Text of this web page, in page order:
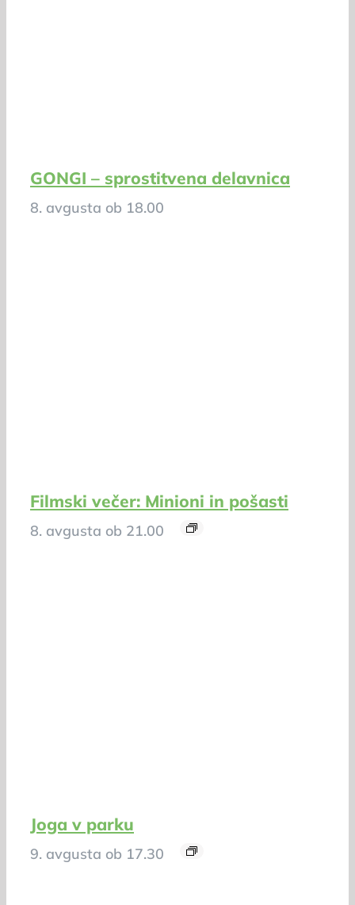
GONGI – sprostitvena delavnica
8. avgusta ob 18.00
Filmski večer: Minioni in pošasti
8. avgusta ob 21.00
Joga v parku
9. avgusta ob 17.30